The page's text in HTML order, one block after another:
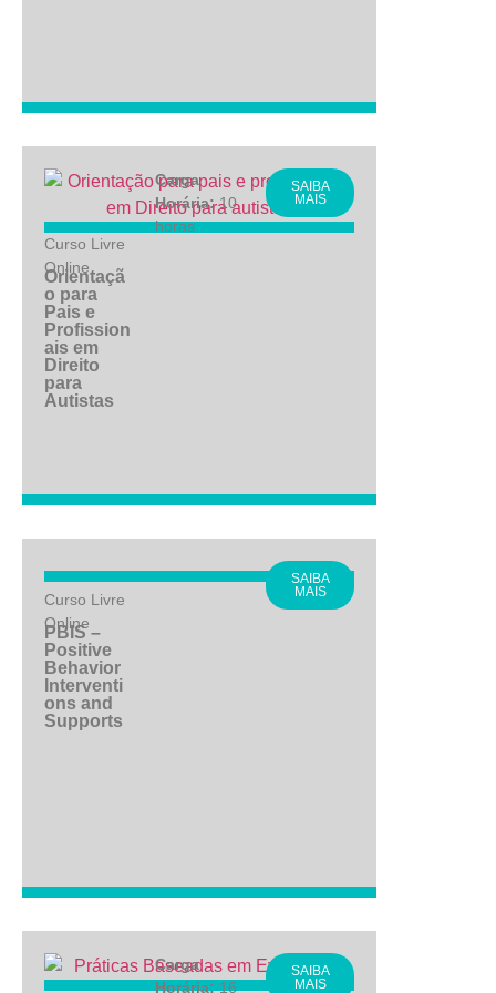
Curso Livre
Online
Orientaçã
o para
Pais e
Profission
ais em
Direito
para
Autistas
Carga
Horária:10
horas
SAIBA
MAIS
Curso Livre
Online
PBIS –
Positive
Behavior
Interventi
ons and
Supports
SAIBA
MAIS
Carga
Horária:16
SAIBA
MAIS